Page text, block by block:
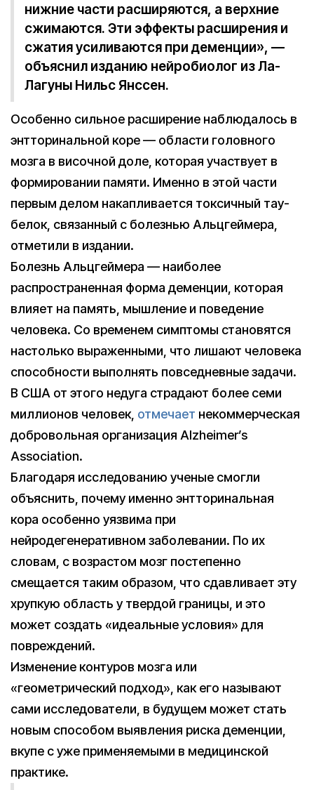
нижние части расширяются, а верхние
сжимаются. Эти эффекты расширения и
сжатия усиливаются при деменции», —
объяснил изданию нейробиолог из Ла-
Лагуны Нильс Янссен.
Особенно сильное расширение наблюдалось в
энтторинальной коре — области головного
мозга в височной доле, которая участвует в
формировании памяти. Именно в этой части
первым делом накапливается токсичный тау-
белок, связанный с болезнью Альцгеймера,
отметили в издании.
Болезнь Альцгеймера — наиболее
распространенная форма деменции, которая
влияет на память, мышление и поведение
человека. Со временем симптомы становятся
настолько выраженными, что лишают человека
способности выполнять повседневные задачи.
В США от этого недуга страдают более семи
миллионов человек, отмечает некоммерческая
добровольная организация Alzheimer’s
Association.
Благодаря исследованию ученые смогли
объяснить, почему именно энтторинальная
кора особенно уязвима при
нейродегенеративном заболевании. По их
словам, с возрастом мозг постепенно
смещается таким образом, что сдавливает эту
хрупкую область у твердой границы, и это
может создать «идеальные условия» для
повреждений.
Изменение контуров мозга или
«геометрический подход», как его называют
сами исследователи, в будущем может стать
новым способом выявления риска деменции,
вкупе с уже применяемыми в медицинской
практике.